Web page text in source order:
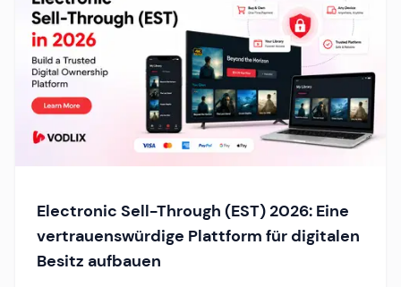
Electronic Sell-Through (EST) 2026: Eine
vertrauenswürdige Plattform für digitalen
Besitz aufbauen